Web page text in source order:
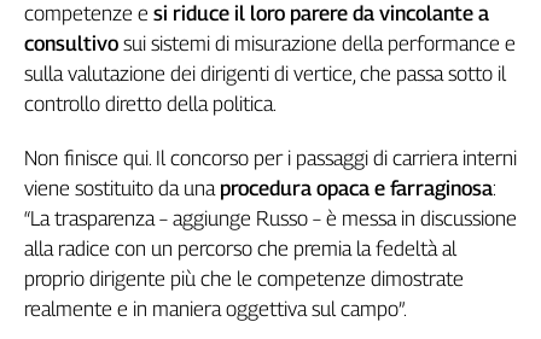
Archivio
Storico
2014
Cerca
Contatti
La
competenze e si riduce il loro parere da vincolante a
consultivo sui sistemi di misurazione della performance e
sulla valutazione dei dirigenti di vertice, che passa sotto il
controllo diretto della politica.
Non finisce qui. Il concorso per i passaggi di carriera interni
viene sostituito da una procedura opaca e farraginosa:
“La trasparenza – aggiunge Russo – è messa in discussione
alla radice con un percorso che premia la fedeltà al
proprio dirigente più che le competenze dimostrate
realmente e in maniera oggettiva sul campo”.